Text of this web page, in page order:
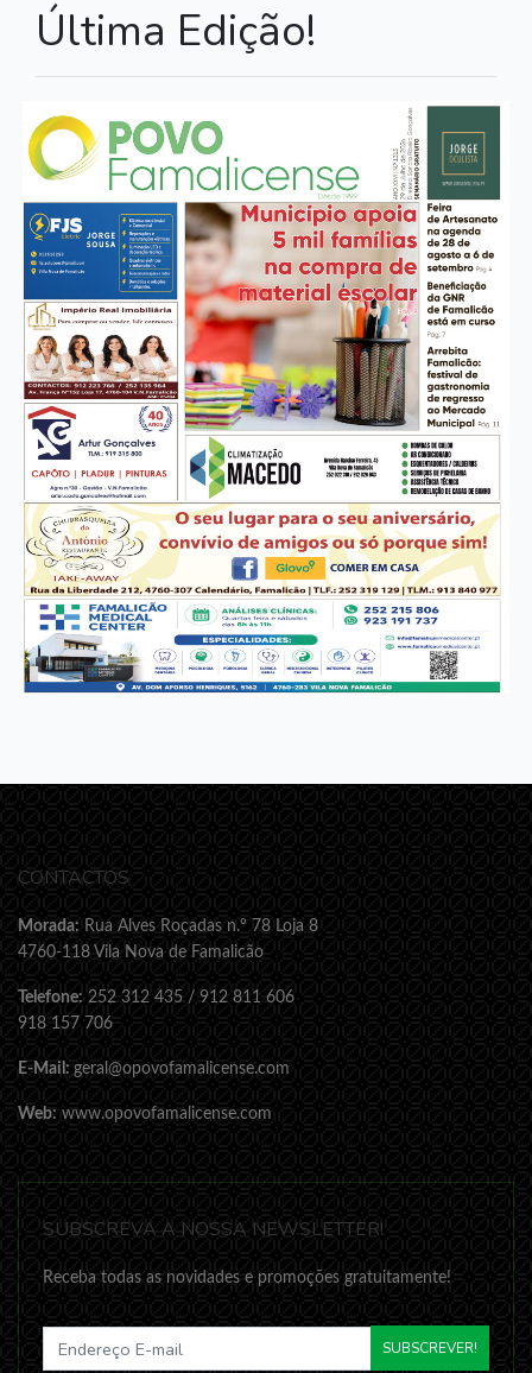
Última Edição!
CONTACTOS
Morada: Rua Alves Roçadas n.º 78 Loja 8
4760-118 Vila Nova de Famalicão
Telefone: 252 312 435 / 912 811 606
918 157 706
E-Mail: geral@opovofamalicense.com
Web: www.opovofamalicense.com
SUBSCREVA A NOSSA NEWSLETTER!
Receba todas as novidades e promoções gratuitamente!
SUBSCREVER!